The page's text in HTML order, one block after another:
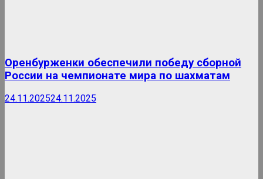
Оренбурженки обеспечили победу сборной
России на чемпионате мира по шахматам
24.11.202524.11.2025